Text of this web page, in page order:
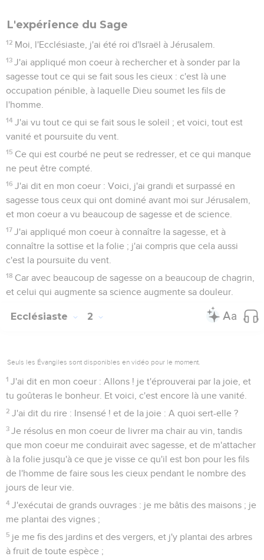
L'expérience du Sage
12 Moi, l'Ecclésiaste, j'ai été roi d'Israël à Jérusalem.
13 J'ai appliqué mon coeur à rechercher et à sonder par la
sagesse tout ce qui se fait sous les cieux : c'est là une
occupation pénible, à laquelle Dieu soumet les fils de
l'homme.
14 J'ai vu tout ce qui se fait sous le soleil ; et voici, tout est
vanité et poursuite du vent.
15 Ce qui est courbé ne peut se redresser, et ce qui manque
ne peut être compté.
16 J'ai dit en mon coeur : Voici, j'ai grandi et surpassé en
sagesse tous ceux qui ont dominé avant moi sur Jérusalem,
et mon coeur a vu beaucoup de sagesse et de science.
17 J'ai appliqué mon coeur à connaître la sagesse, et à
connaître la sottise et la folie ; j'ai compris que cela aussi
c'est la poursuite du vent.
18 Car avec beaucoup de sagesse on a beaucoup de chagrin,
et celui qui augmente sa science augmente sa douleur.
Ecclésiaste 2
Seuls les Évangiles sont disponibles en vidéo pour le moment.
1 J'ai dit en mon coeur : Allons ! je t'éprouverai par la joie, et
tu goûteras le bonheur. Et voici, c'est encore là une vanité.
2 J'ai dit du rire : Insensé ! et de la joie : A quoi sert-elle ?
3 Je résolus en mon coeur de livrer ma chair au vin, tandis
que mon coeur me conduirait avec sagesse, et de m'attacher
à la folie jusqu'à ce que je visse ce qu'il est bon pour les fils
de l'homme de faire sous les cieux pendant le nombre des
jours de leur vie.
4 J'exécutai de grands ouvrages : je me bâtis des maisons ; je
me plantai des vignes ;
5 je me fis des jardins et des vergers, et j'y plantai des arbres
à fruit de toute espèce ;